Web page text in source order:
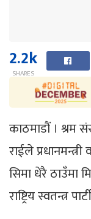
2.2k
SHARES
काठमाडाैं । श्रम
राईले
सिमा धेरै ठाउँमा
राष्ट्रिय स्वतन्त्र